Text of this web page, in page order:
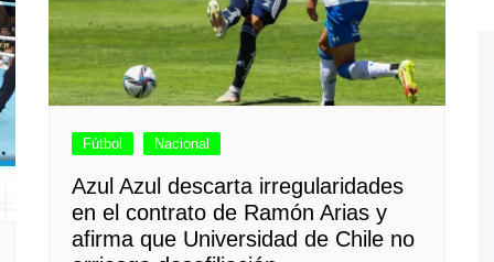
Fútbol Nacional
Azul Azul descarta irregularidades
en el contrato de Ramón Arias y
afirma que Universidad de Chile no